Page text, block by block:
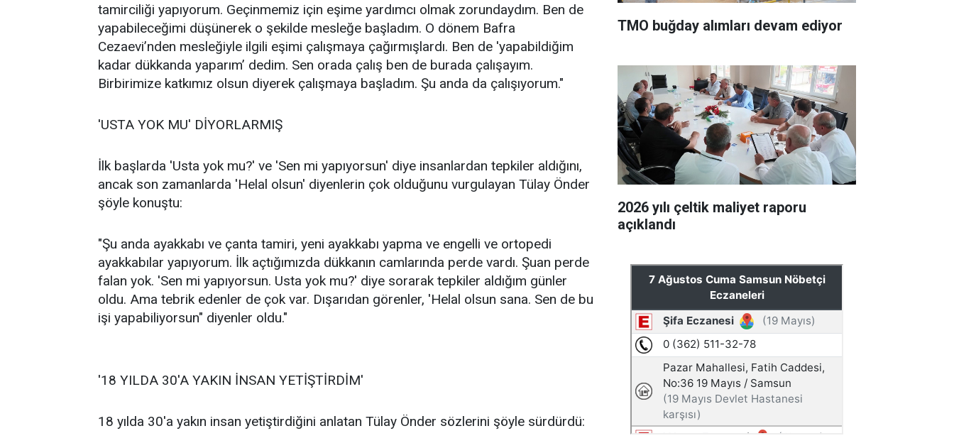
tamirciliği yapıyorum. Geçinmemiz için eşime yardımcı olmak zorundaydım. Ben de
yapabileceğimi düşünerek o şekilde mesleğe başladım. O dönem Bafra
Cezaevi’nden mesleğiyle ilgili eşimi çalışmaya çağırmışlardı. Ben de 'yapabildiğim
kadar dükkanda yaparım’ dedim. Sen orada çalış ben de burada çalışayım.
Birbirimize katkımız olsun diyerek çalışmaya başladım. Şu anda da çalışıyorum."
'USTA YOK MU' DİYORLARMIŞ
İlk başlarda 'Usta yok mu?' ve 'Sen mi yapıyorsun' diye insanlardan tepkiler aldığını,
ancak son zamanlarda 'Helal olsun' diyenlerin çok olduğunu vurgulayan Tülay Önder
şöyle konuştu:
"Şu anda ayakkabı ve çanta tamiri, yeni ayakkabı yapma ve engelli ve ortopedi
ayakkabılar yapıyorum. İlk açtığımızda dükkanın camlarında perde vardı. Şuan perde
falan yok. 'Sen mi yapıyorsun. Usta yok mu?' diye sorarak tepkiler aldığım günler
oldu. Ama tebrik edenler de çok var. Dışarıdan görenler, 'Helal olsun sana. Sen de bu
işi yapabiliyorsun" diyenler oldu."
'18 YILDA 30'A YAKIN İNSAN YETİŞTİRDİM'
18 yılda 30'a yakın insan yetiştirdiğini anlatan Tülay Önder sözlerini şöyle sürdürdü:
TMO buğday alımları devam ediyor
2026 yılı çeltik maliyet raporu
açıklandı